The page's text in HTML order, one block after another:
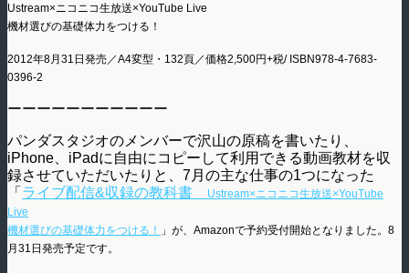
Ustream×ニコニコ生放送×YouTube Live
機材選びの基礎体力をつける！
2012年8月31日発売／A4変型・132頁／価格2,500円+税/ ISBN978-4-7683-
0396-2
ーーーーーーーーーーー
パンダスタジオのメンバーで沢山の原稿を書いたり、
iPhone、iPadに自由にコピーして利用できる動画教材を収
録させていただいたりと、7月の主な仕事の1つになった
「 ライブ配信&収録の教科書
Ustream×ニコニコ生放送×YouTube
Live
機材選びの基礎体力をつける！
」が、Amazonで予約受付開始となりました。8
月31日発売予定です。